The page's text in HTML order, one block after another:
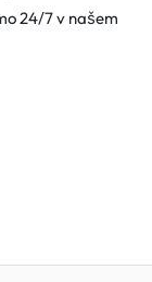
24/7 v našem